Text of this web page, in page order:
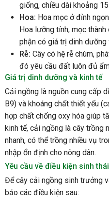
giống, chiều dài khoảng
Hoa: Hoa mọc ở đỉnh
Hoa lưỡng tính, mọc
phận có giá trị dinh
Rễ: Cây có hệ rễ chùm,
đó yêu cầu đất luôn đủ
Giá trị dinh dưỡng và kinh tế
Cải ngồng là nguồn cung cấp
B9) và khoáng chất thiết yếu
hợp chất chống oxy hóa giúp
kinh tế, cải ngồng là cây trồng
nhanh, có thể trồng nhiều vụ
nhập ổn định cho nông dân.
Yêu cầu về điều kiện sinh thái
Để cây cải ngồng sinh trưởng
bảo các điều kiện sau: